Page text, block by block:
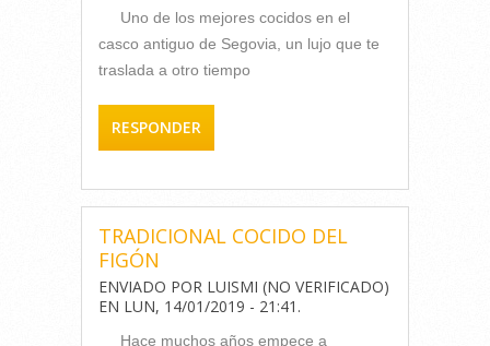
Uno de los mejores cocidos en el
casco antiguo de Segovia, un lujo que te
traslada a otro tiempo
RESPONDER
TRADICIONAL COCIDO DEL
FIGÓN
ENVIADO POR LUISMI (NO VERIFICADO)
EN LUN, 14/01/2019 - 21:41 .